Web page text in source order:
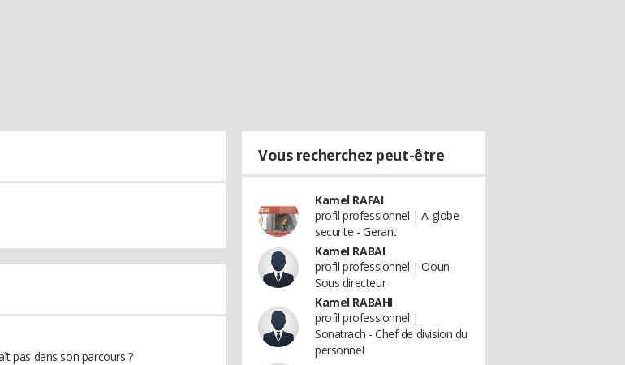
pas dans son parcours ?
Vous recherchez peut-être
Kamel RAFAI
profil professionnel | A globe
securite - Gerant
Kamel RABAI
profil professionnel | Ooun -
Sous directeur
Kamel RABAHI
profil professionnel |
Sonatrach - Chef de division du
personnel